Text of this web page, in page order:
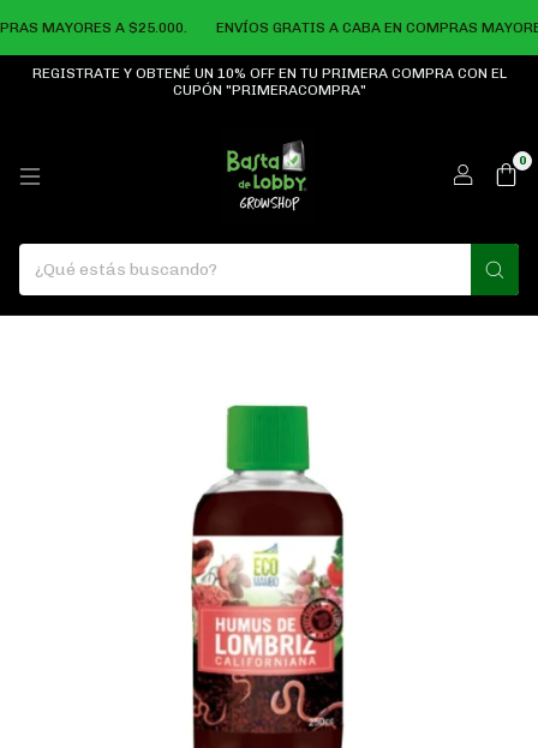
MAYORES A $25.000. ENVÍOS GRATIS A CABA EN COMPRAS
REGISTRATE Y OBTENÉ UN 10% OFF EN TU PRIMERA COMPRA CON EL
CUPÓN "PRIMERACOMPRA"
0